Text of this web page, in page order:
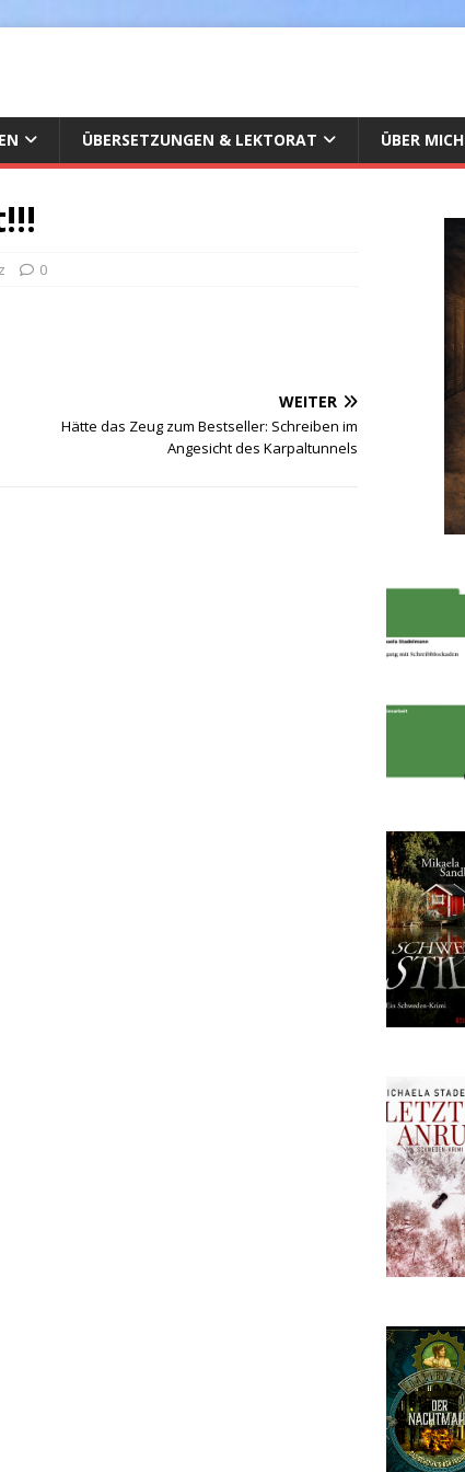
ÜBERSETZUNGEN & LEKTORAT ÜBER MICH
0
WEITER
Hätte das Zeug zum Bestseller: Schreiben im
Angesicht des Karpaltunnels